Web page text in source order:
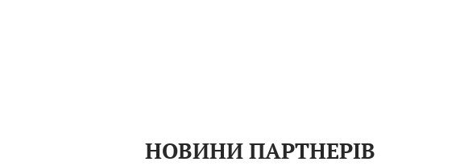
НОВИНИ ПАРТНЕРІВ